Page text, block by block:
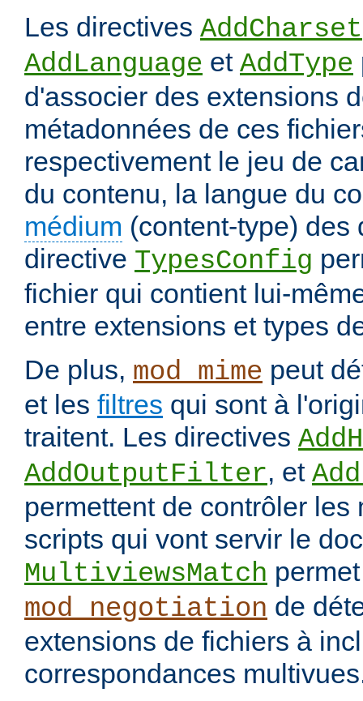
Les directives AddCharset
AddLanguage et AddType
d'associer des extensions
métadonnées de ces
respectivement le jeu de
du contenu, la langue du
médium (content-type) des
directive TypesConfig
fichier qui contient lui-
entre extensions et types
De plus, mod_mime peut
et les filtres qui sont à
traitent. Les directives
AddOutputFilter, et
permettent de contrôler les
scripts qui vont servir le
MultiviewsMatch
mod_negotiation de
extensions de fichiers à
correspondances